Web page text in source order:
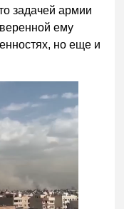
задачей армии
ему
но еще и